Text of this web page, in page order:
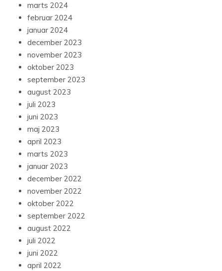
marts 2024
februar 2024
januar 2024
december 2023
november 2023
oktober 2023
september 2023
august 2023
juli 2023
juni 2023
maj 2023
april 2023
marts 2023
januar 2023
december 2022
november 2022
oktober 2022
september 2022
august 2022
juli 2022
juni 2022
april 2022